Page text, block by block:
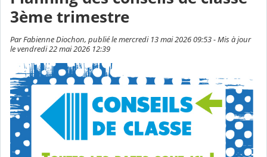
3ème trimestre
Par Fabienne Diochon, publié le mercredi 13 mai 2026 09:53 - Mis à jour
le vendredi 22 mai 2026 12:39